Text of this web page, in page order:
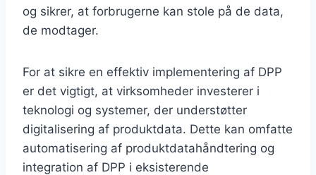
og sikrer, at forbrugerne kan stole på de data,
de modtager.
For at sikre en effektiv implementering af DPP
er det vigtigt, at virksomheder investerer i
teknologi og systemer, der understøtter
digitalisering af produktdata. Dette kan omfatte
automatisering af produktdatahåndtering og
integration af DPP i eksisterende